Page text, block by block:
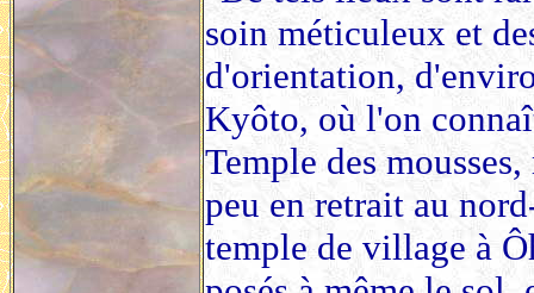
soin méticuleux et
d'orientation,
Kyôto, où l'on
Temple des
peu en retrait au
temple de village à